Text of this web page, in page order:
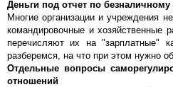
Деньги под отчет по безналичному
Многие организации и учреждения
командировочные и хозяйственные
перечисляют их на "зарплатные"
разберемся, на что при этом нужно
Отдельные вопросы
отношений